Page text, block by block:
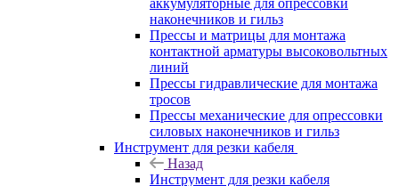
аккумуляторные для опрессовки
наконечников и гильз
Прессы и матрицы для монтажа
контактной арматуры высоковольтных
линий
Прессы гидравлические для монтажа
тросов
Прессы механические для опрессовки
силовых наконечников и гильз
Инструмент для резки кабеля
Назад
Инструмент для резки кабеля